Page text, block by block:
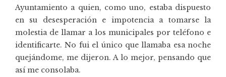
Ayuntamiento a quien, como uno, estaba dispuesto
en su desesperación e impotencia a tomarse la
molestia de llamar a los municipales por teléfono e
identificarte. No fui el único que llamaba esa noche
quejándome, me dijeron. A lo mejor, pensando que
así me consolaba.